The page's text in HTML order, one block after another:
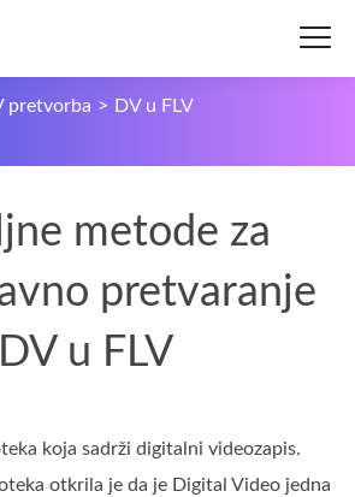
pretvorba > DV u FLV
metode za
pretvaranje
DV u FLV
koja sadrži digitalni videozapis.
otkrila je da je Digital Video jedna